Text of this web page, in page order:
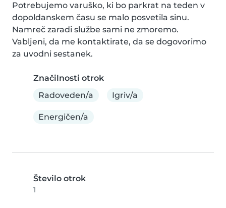
Potrebujemo varuško, ki bo parkrat na teden v
dopoldanskem času se malo posvetila sinu.
Namreč zaradi službe sami ne zmoremo.
Vabljeni, da me kontaktirate, da se dogovorimo
za uvodni sestanek.
Značilnosti otrok
Radoveden/a
Igriv/a
Energičen/a
Število otrok
1